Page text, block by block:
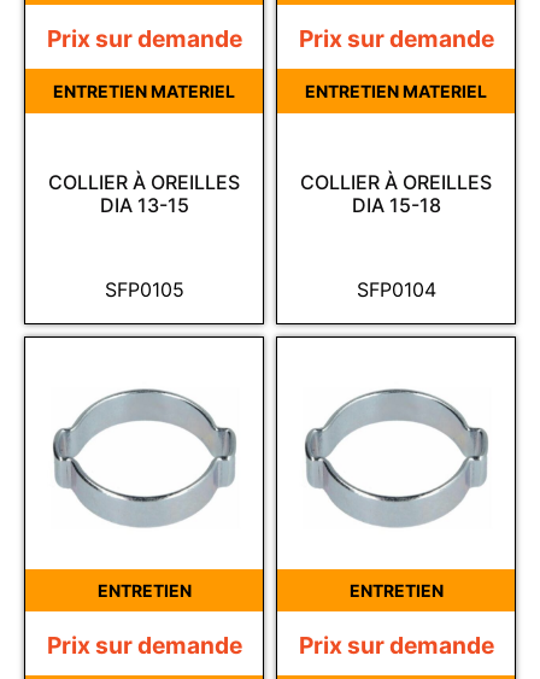
SFP0105
COLLIER À OREILLES
DIA 13-15
Prix sur demande
ENTRETIEN MATERIEL
SFP0104
COLLIER À OREILLES
DIA 15-18
Prix sur demande
ENTRETIEN MATERIEL
ENTRETIEN
Prix sur demande
ENTRETIEN
Prix sur demande